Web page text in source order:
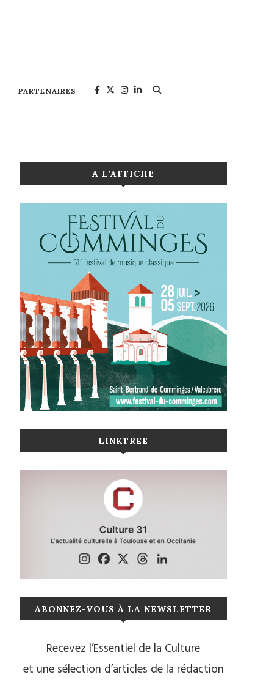
PARTENAIRES
A L’AFFICHE
LINKTREE
ABONNEZ-VOUS À LA NEWSLETTER
Recevez l’Essentiel de la Culture
et une sélection d’articles de la rédaction